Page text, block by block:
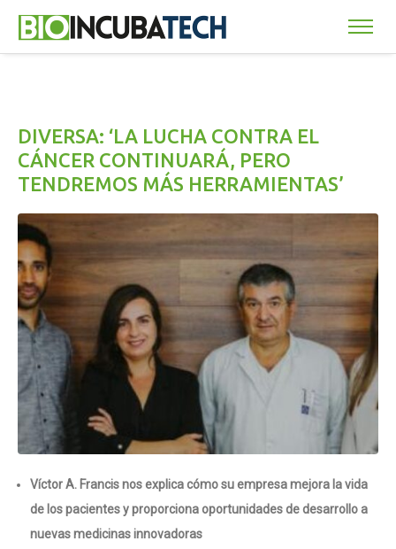
DIVERSA: ‘LA LUCHA CONTRA EL
CÁNCER CONTINUARÁ, PERO
TENDREMOS MÁS HERRAMIENTAS’
Víctor A. Francis nos explica cómo su empresa mejora la vida
de los pacientes y proporciona oportunidades de desarrollo a
nuevas medicinas innovadoras